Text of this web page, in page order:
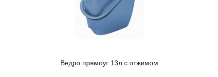
Ведро прямоуг 13л с отжимом